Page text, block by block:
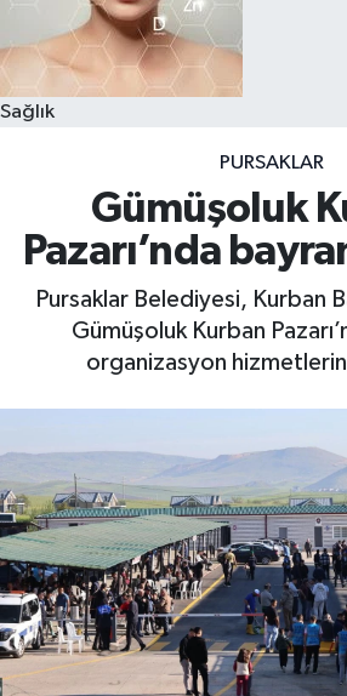
Sağlık
PURSAKLAR
Gümüşoluk
Pazarı’nda
Pursaklar Belediyesi, Kurban
Gümüşoluk Kurban
organizasyon